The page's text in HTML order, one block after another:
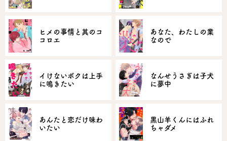
ヒメの事情と其のコ
コロエ
あなた、わたしの業
なので
イけないボクは上手
に鳴きたい
なんせうさぎは子犬
に夢中
あんたと恋だけ味わ
いたい
黒山羊くんにはふれ
ちゃダメ